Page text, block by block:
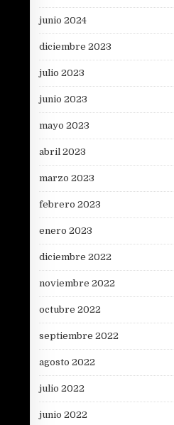
junio 2024
diciembre 2023
julio 2023
junio 2023
mayo 2023
abril 2023
marzo 2023
febrero 2023
enero 2023
diciembre 2022
noviembre 2022
octubre 2022
septiembre 2022
agosto 2022
julio 2022
junio 2022